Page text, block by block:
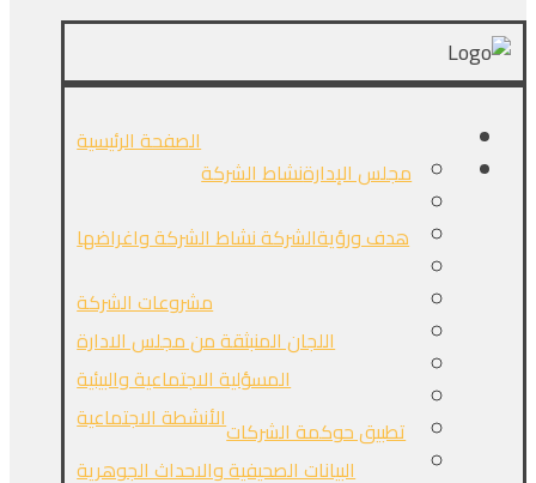
الصفحة الرئيسية
نشاط الشركةمجلس الإدارة
نشاط الشركة واغراضهاهدف ورؤيةالشركة
مشروعات الشركة
اللجان المنبثقة من مجلس الادارة
المسؤلية الاجتماعية والبيئية
الأنشطة الاجتماعيةتطبيق حوكمة الشركات
البيانات الصحيفية والاحداث الجوهرية